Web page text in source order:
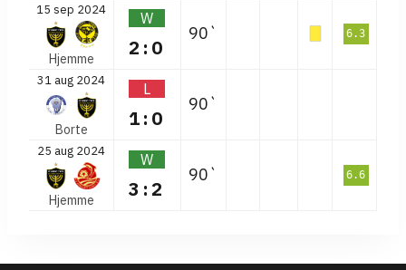
15 sep 2024
Hjemme
W
2:0
90` 6.3
31 aug 2024
Borte
L
1:0
90`
25 aug 2024
Hjemme
W
3:2
90` 6.6